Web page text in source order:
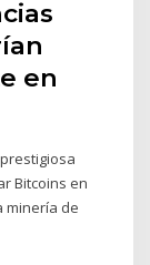
en
Bitcoins en
minería de